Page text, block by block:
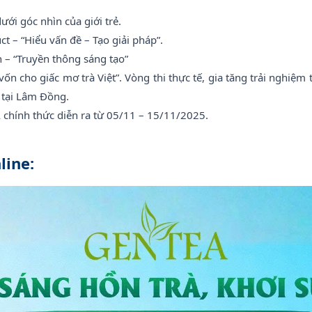
góc nhìn của giới trẻ.
– “Hiểu vấn đề – Tạo giải pháp”.
“Truyền thông sáng tạo”
cho giấc mơ trà Việt”. Vòng thi thực tế, gia tăng trải
tại Lâm Đồng.
chính thức diễn ra từ 05/11 – 15/11/2025.